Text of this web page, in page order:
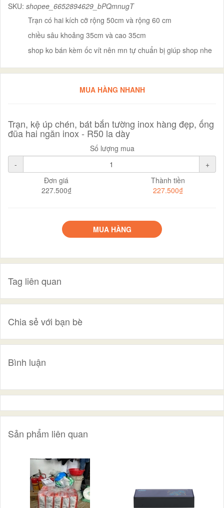
SKU: shopee_6652894629_bPQmnugT
Trạn có hai kích cỡ rộng 50cm và rộng 60 cm
chiều sâu khoảng 35cm và cao 35cm
shop ko bán kèm ốc vít nên mn tự chuẩn bị giúp shop nhe
MUA HÀNG NHANH
Trạn, kệ úp chén, bát bắn tường inox hàng đẹp, ống
đũa hai ngăn inox - R50 la dày
Số lượng mua
-
+
Đơn giá
227.500₫
Thành tiền
227.500₫
MUA HÀNG
Tag liên quan
Chia sẻ với bạn bè
Bình luận
Sản phẩm liên quan